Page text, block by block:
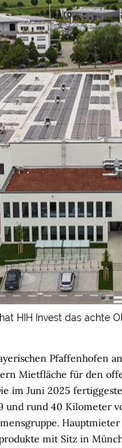
HIH Invest das achte
Pfaffenhofen
Mietfläche für den
im Juni 2025
rund 40 Kilometer
Hauptmieter
mit Sitz in